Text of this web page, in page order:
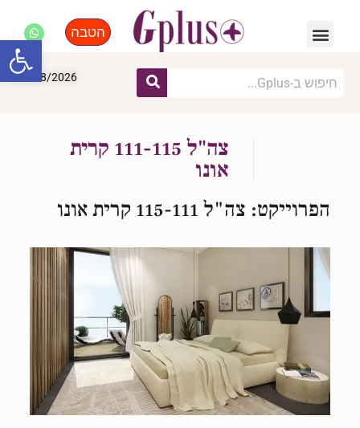
הטבה
07/08/2026
צה"ל 111-115 קרית
אונו
הפרוייקט: צה"ל 115-111 קרית אונו
פתח